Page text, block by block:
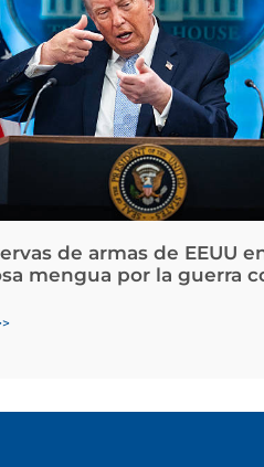
de armas de EEUU
mengua por la guerra